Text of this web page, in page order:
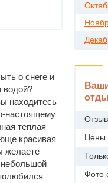
о снеге и
водой?
находитесь
настоящему
теплая
красивая
желаете
небольшой
Цены
Фото